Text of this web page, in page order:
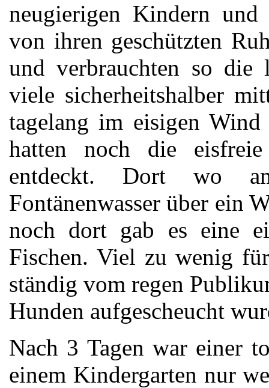
neugierigen Kindern und
von ihren geschützten
und verbrauchten so die
viele sicherheitshalber
tagelang im eisigen
hatten noch die
entdeckt. Dort wo
Fontänenwasser über ein
noch dort gab es eine
Fischen. Viel zu wenig
ständig vom regen
Hunden aufgescheucht
Nach 3 Tagen war einer
einem Kindergarten nur